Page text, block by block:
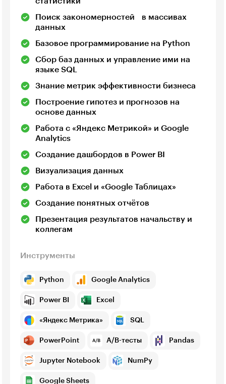
Поиск закономерностей в массивах
данных
Базовое программирование на Python
Сбор баз данных и управление ими на
языке SQL
Знание метрик эффективности бизнеса
Построение гипотез и прогнозов на
основе данных
Работа с «Яндекс Метрикой» и Google
Analytics
Создание дашбордов в Power BI
Визуализация данных
Работа в Excel и «Google Таблицах»
Создание понятных отчётов
Презентация результатов начальству и
коллегам
Инструменты
Python Google Analytics
Power BI Excel
«Яндекс Метрика» SQL
PowerPoint A/B-тесты Pandas
Jupyter Notebook NumPy
Google Sheets